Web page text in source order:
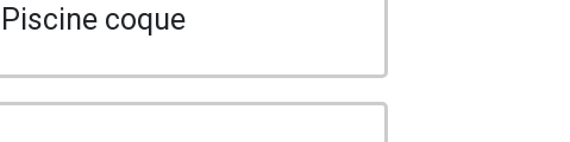
Piscine coque